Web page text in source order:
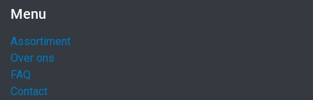
Menu
Assortiment
Over ons
FAQ
Contact